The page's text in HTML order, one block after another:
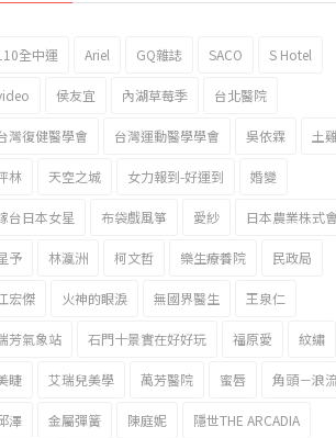
全中運 Ariel GQ雜誌 SACO S Hotel
侯友宜 內湖草莓季 台北醫院
灣復健醫學會 台灣運動醫學學會 吳依霖 土
林 天空之城 女力報到-好運到 婚變
台日本女星 布袋戲風箏 愛紗 日本農業株式
予 林瀛洲 柯文哲 樂生療養院 民政局
宏傑 火神的眼淚 無國界醫生 王泉仁
芳氣象站 石門十景實在好好玩 福原愛 紋繡
睫 艾瑞兒美學 萬芳醫院 蜜唇 角頭－浪
澤 金屬彈簧 陳庭妮 隱世THE ARCADIA